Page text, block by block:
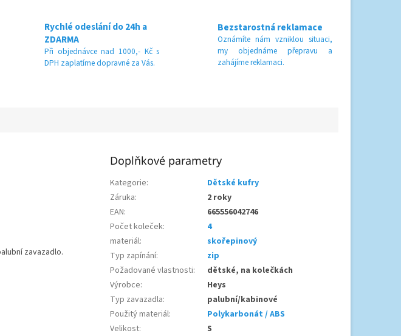
Rychlé odeslání do 24h a
ZDARMA
Při objednávce nad 1000,- Kč s
DPH zaplatíme dopravné za Vás.
Bezstarostná reklamace
Oznámíte nám vzniklou situaci,
my objednáme přepravu a
zahájíme reklamaci.
zavazadlo.
Doplňkové parametry
Kategorie:
Dětské kufry
Záruka:
2 roky
EAN:
665556042746
Počet koleček:
4
materiál:
skořepinový
Typ zapínání:
zip
Požadované vlastnosti:
dětské, na kolečkách
Výrobce:
Heys
Typ zavazadla:
palubní/kabinové
Použitý materiál:
Polykarbonát / ABS
Velikost:
S